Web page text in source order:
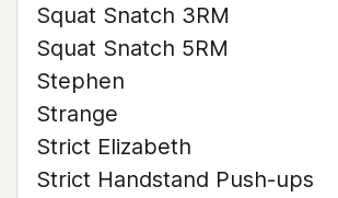
Squat Snatch 3RM
Squat Snatch 5RM
Stephen
Strange
Strict Elizabeth
Strict Handstand Push-ups